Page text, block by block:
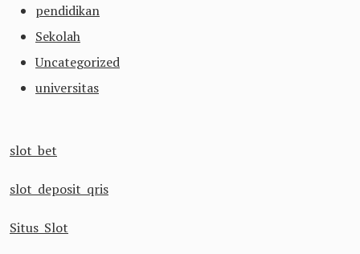
pendidikan
Sekolah
Uncategorized
universitas
slot bet
slot deposit qris
Situs Slot